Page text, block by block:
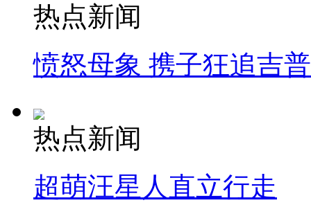
热点新闻
愤怒母象 携子狂追吉
热点新闻
超萌汪星人直立行走